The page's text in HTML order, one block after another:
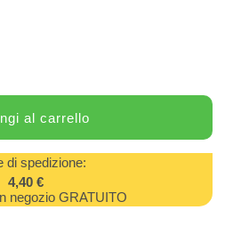
di spedizione:
4,40 €
negozio GRATUITO